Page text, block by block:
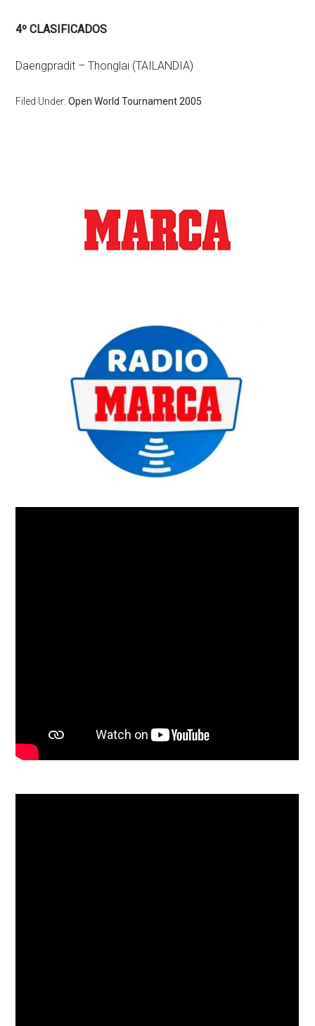
4º CLASIFICADOS
Daengpradit – Thonglai (TAILANDIA)
Filed Under:Open World Tournament 2005